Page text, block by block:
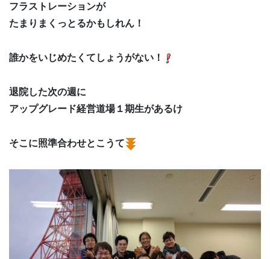
フラストレーションが
たまりまくっとるかもしれん！
誰かをいじめたくてしょうがない！
退院した次の週に
アップグレード経営道場１期生があるけ
そこに照準合わせとこうて